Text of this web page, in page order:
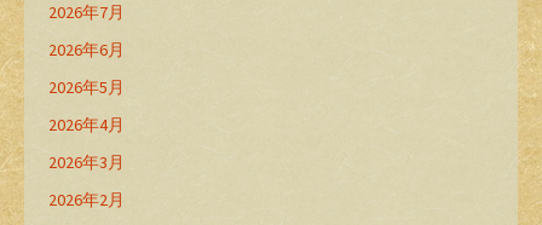
2026年7月
2026年6月
2026年5月
2026年4月
2026年3月
2026年2月